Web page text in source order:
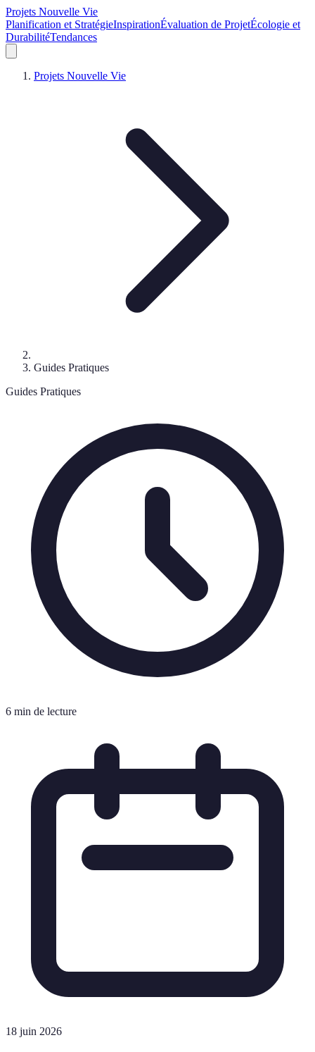
Projets Nouvelle Vie
Planification et StratégieInspirationÉvaluation de ProjetÉcologie et
DurabilitéTendances
Projets Nouvelle Vie
Guides Pratiques
Guides Pratiques
6 min de lecture
18 juin 2026